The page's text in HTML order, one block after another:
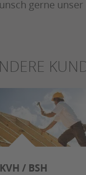
gerne
/ BSH